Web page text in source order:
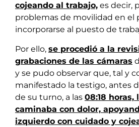
cojeando al trabajo, es decir,
problemas de movilidad en el
incorporarse al puesto de
Por ello, se procedió a la
grabaciones de las cámaras
y se pudo observar que, tal y
manifestado la testigo, antes
de su turno, a las 08:18 horas,
caminaba con dolor,
izquierdo con cuidado y